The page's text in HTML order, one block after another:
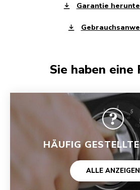
Garantie
Sie haben eine
HÄUFIG
ALLE ANZEIGEN